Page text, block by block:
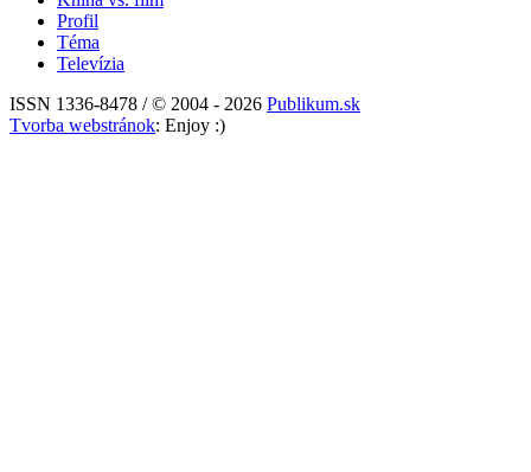
Profil
Téma
Televízia
ISSN 1336-8478 / © 2004 - 2026 Publikum.sk
Tvorba webstránok: Enjoy :)